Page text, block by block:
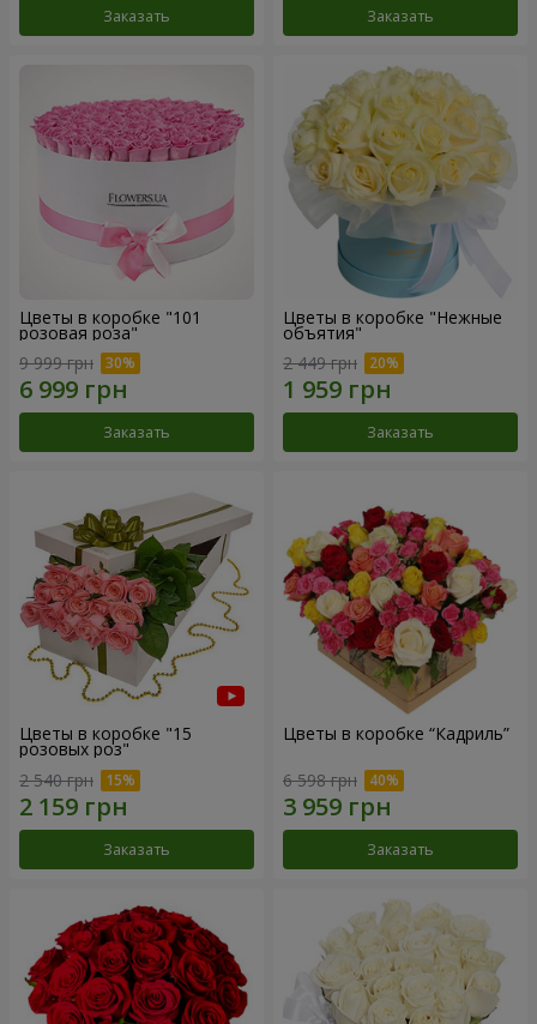
Заказать Заказать
Цветы в коробке "101
розовая роза"
9 999 грн
Заказать
Цветы в коробке "Нежные
объятия"
2 449 грн
Заказать
Цветы в коробке "15
розовых роз"
2 540 грн
Заказать
Цветы в коробке “Кадриль”
6 598 грн
Заказать